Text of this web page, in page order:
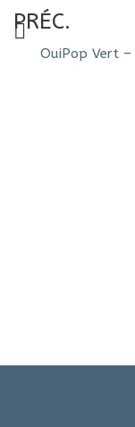
PRÉC.
OuiPop Vert